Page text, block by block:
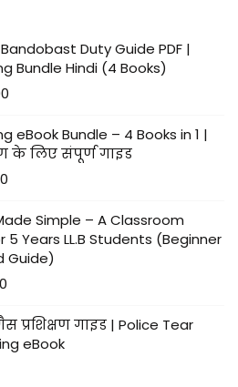
Duty Guide PDF |
Bundle Hindi (4 Books)
eBook Bundle – 4 Books in 1 |
के लिए संपूर्ण गाइड
Simple – A Classroom
Years LL.B Students (Beginner
Guide)
प्रशिक्षण गाइड | Police Tear
eBook